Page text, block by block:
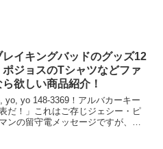
レイキングバッドのグッズ12
ポジョスのTシャツなどファ
ら欲しい商品紹介！
yo, yo 148-3369！アルバカーキー
だ！」これはご存じジェシー・ピ
ンの留守電メッセージですが、電